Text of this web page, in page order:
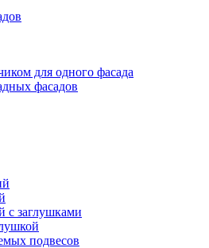
для одного фасада
фасадов
с заглушками
подвесов